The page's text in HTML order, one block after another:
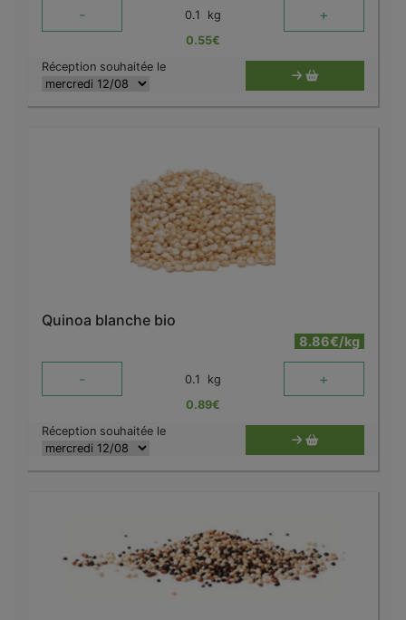
- 0.1 kg +
0.55€
Réception souhaitée le
Quinoa blanche bio
8.86€/kg
- 0.1 kg +
0.89€
Réception souhaitée le